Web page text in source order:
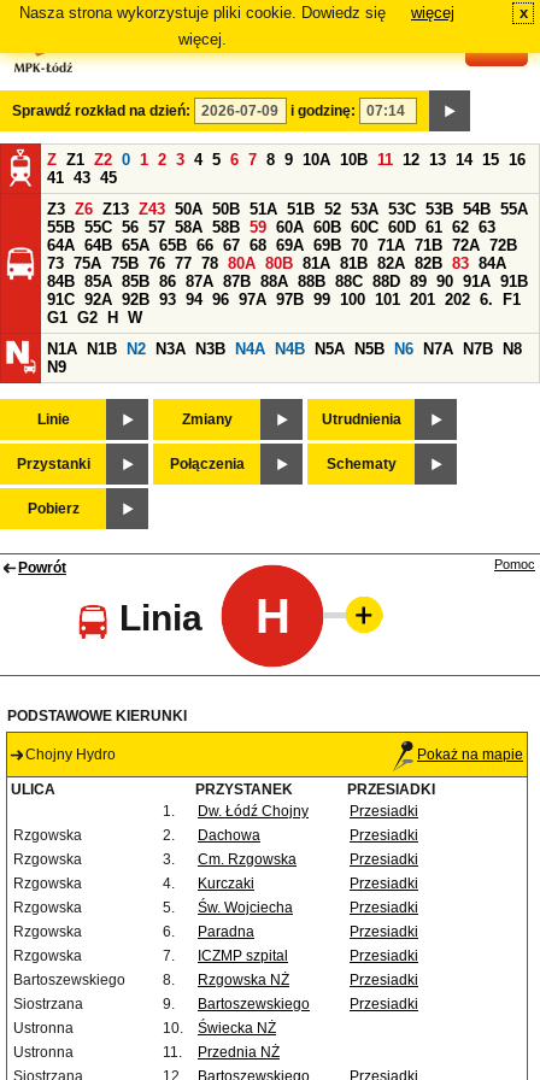
Nasza strona wykorzystuje pliki cookie. Dowiedz się
więcej.
więcej x
Sprawdź rozkład na dzień: i godzinę:
Z Z1 Z2 0 1 2 3 4 5 6 7 8 9 10A 10B 11 12 13 14 15 16
41 43 45
Z3 Z6 Z13 Z43 50A 50B 51A 51B 52 53A 53C 53B 54B 55A
55B 55C 56 57 58A 58B 59 60A 60B 60C 60D 61 62 63
64A 64B 65A 65B 66 67 68 69A 69B 70 71A 71B 72A 72B
73 75A 75B 76 77 78 80A 80B 81A 81B 82A 82B 83 84A
84B 85A 85B 86 87A 87B 88A 88B 88C 88D 89 90 91A 91B
91C 92A 92B 93 94 96 97A 97B 99 100 101 201 202 6.
F1
G1 G2 H
W
N1A
N1B N2 N3A N3B N4A N4B N5A N5B N6 N7A N7B
N8
N9
Linie Zmiany Utrudnienia
Przystanki Połączenia Schematy
Pobierz
Powrót
Linia H
Pomoc
PODSTAWOWE KIERUNKI
Chojny Hydro Pokaż na mapie
ULICA PRZYSTANEK
PRZESIADKI
1.
Dw. Łódź Chojny
Przesiadki
Rzgowska
2. Dachowa
Przesiadki
Rzgowska
3. Cm. Rzgowska
Przesiadki
Rzgowska
4. Kurczaki
Przesiadki
Rzgowska
5. Św. Wojciecha
Przesiadki
Rzgowska
6. Paradna
Przesiadki
Rzgowska
7. ICZMP szpital
Przesiadki
Bartoszewskiego
8. Rzgowska NŻ
Przesiadki
Siostrzana
9. Bartoszewskiego
Przesiadki
Ustronna
10.
Świecka NŻ
Ustronna
11.
Przednia NŻ
Siostrzana
12. Bartoszewskiego Przesiadki